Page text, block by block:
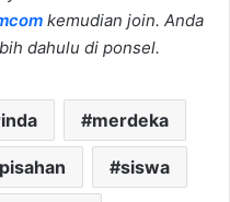
kemudian join. Anda
dahulu di ponsel.
merdeka
siswa